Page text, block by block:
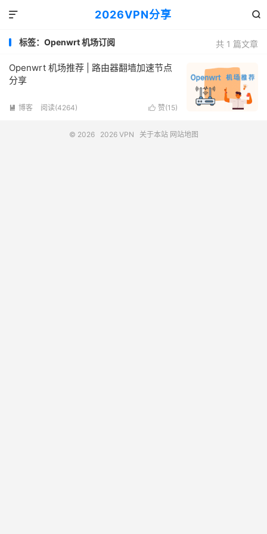
2026VPN分享 

共 1 篇文章
标签：Openwrt 机场订阅
Openwrt 机场推荐 | 路由器翻墙加速节点
分享
 赞(15)
 博客 阅读(4264)
© 2026 2026 VPN 关于本站 网站地图